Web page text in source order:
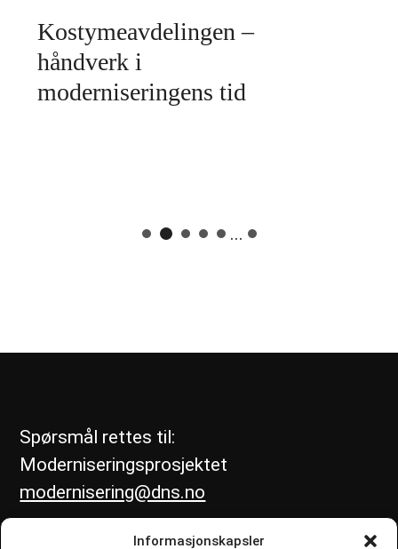
Informasjonskapsler
Kostymeavdelingen –
håndverk i
moderniseringens tid
...
Spørsmål rettes til:
Moderniseringsprosjektet
modernisering@dns.no